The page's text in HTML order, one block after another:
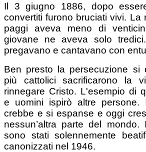
Il 3 giugno 1886, dopo
convertiti furono bruciati vivi. La
paggi aveva meno di
giovane ne aveva solo
pregavano e cantavano con
Ben presto la persecuzione si
più cattolici sacrificarono la
rinnegare Cristo. L'esempio di
e uomini ispirò altre persone.
crebbe e si espanse e oggi
nessun’altra parte del mondo.
sono stati solennemente
canonizzati nel 1946.